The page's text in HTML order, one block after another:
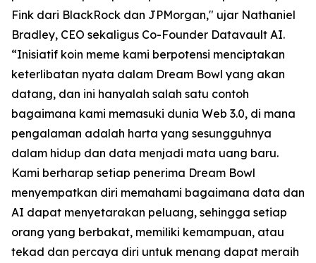
Fink dari BlackRock dan JPMorgan," ujar Nathaniel
Bradley, CEO sekaligus Co-Founder Datavault AI.
“Inisiatif koin meme kami berpotensi menciptakan
keterlibatan nyata dalam Dream Bowl yang akan
datang, dan ini hanyalah salah satu contoh
bagaimana kami memasuki dunia Web 3.0, di mana
pengalaman adalah harta yang sesungguhnya
dalam hidup dan data menjadi mata uang baru.
Kami berharap setiap penerima Dream Bowl
menyempatkan diri memahami bagaimana data dan
AI dapat menyetarakan peluang, sehingga setiap
orang yang berbakat, memiliki kemampuan, atau
tekad dan percaya diri untuk menang dapat meraih